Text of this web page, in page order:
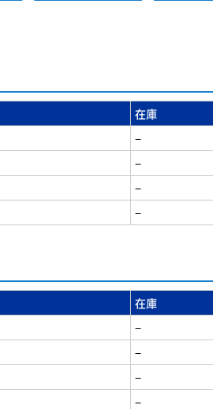
在庫
−
−
−
−
在庫
−
−
−
−